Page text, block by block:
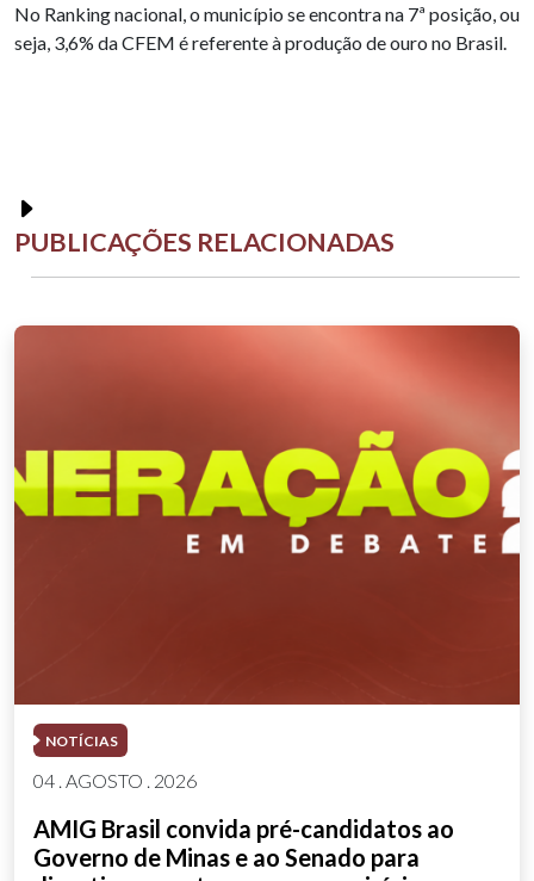
No Ranking nacional, o município se encontra na 7ª posição, ou
seja, 3,6% da CFEM é referente à produção de ouro no Brasil.
PUBLICAÇÕES RELACIONADAS
NOTÍCIAS
04 . AGOSTO . 2026
AMIG Brasil convida pré-candidatos ao
Governo de Minas e ao Senado para